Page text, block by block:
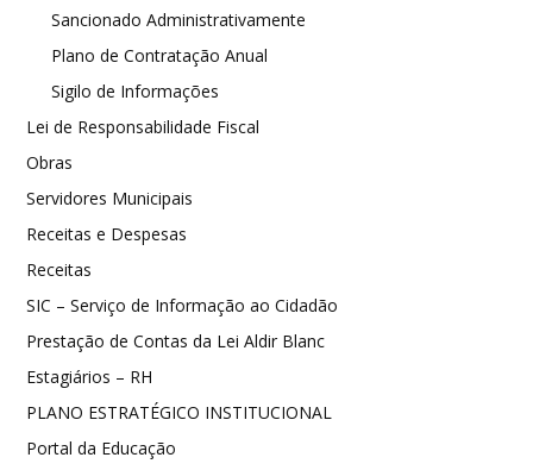
Sancionado Administrativamente
Plano de Contratação Anual
Sigilo de Informações
Lei de Responsabilidade Fiscal
Obras
Servidores Municipais
Receitas e Despesas
Receitas
SIC – Serviço de Informação ao Cidadão
Prestação de Contas da Lei Aldir Blanc
Estagiários – RH
PLANO ESTRATÉGICO INSTITUCIONAL
Portal da Educação